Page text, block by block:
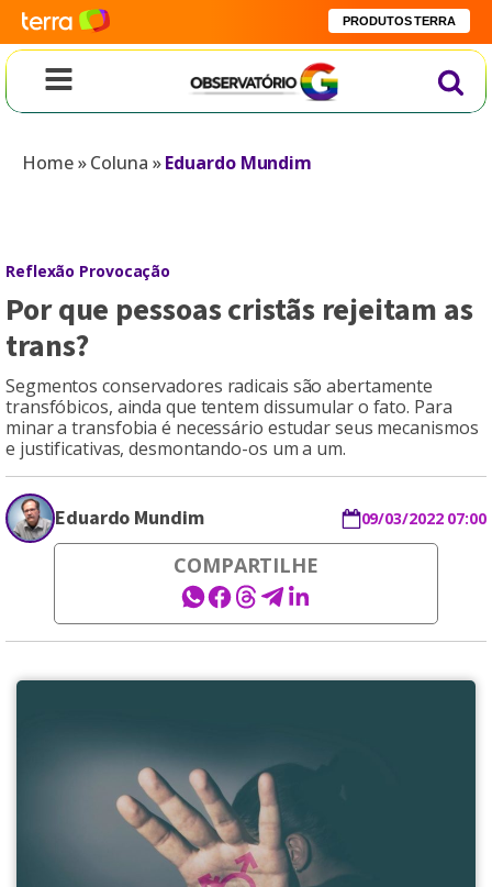
PRODUTOS TERRA
Home»Coluna »Eduardo Mundim
Reflexão Provocação
Por que pessoas cristãs rejeitam as
trans?
Segmentos conservadores radicais são abertamente
transfóbicos, ainda que tentem dissumular o fato. Para
minar a transfobia é necessário estudar seus mecanismos
e justificativas, desmontando-os um a um.
Eduardo Mundim 09/03/2022 07:00
COMPARTILHE